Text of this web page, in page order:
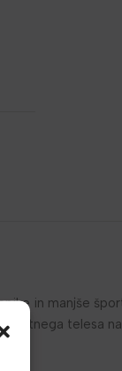
in manjše
telesa na